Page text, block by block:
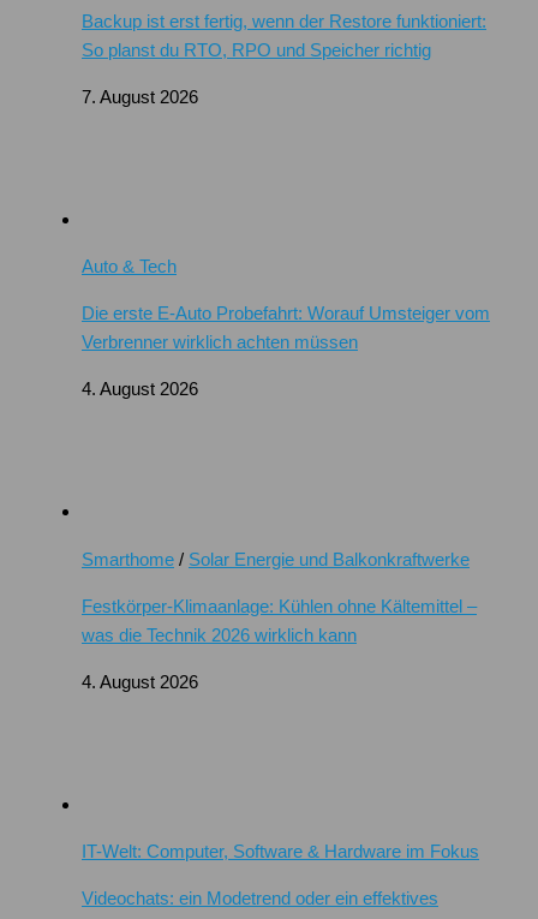
Backup ist erst fertig, wenn der Restore funktioniert:
So planst du RTO, RPO und Speicher richtig
7. August 2026
Auto & Tech
Die erste E-Auto Probefahrt: Worauf Umsteiger vom
Verbrenner wirklich achten müssen
4. August 2026
Smarthome / Solar Energie und Balkonkraftwerke
Festkörper-Klimaanlage: Kühlen ohne Kältemittel –
was die Technik 2026 wirklich kann
4. August 2026
IT-Welt: Computer, Software & Hardware im Fokus
Videochats: ein Modetrend oder ein effektives